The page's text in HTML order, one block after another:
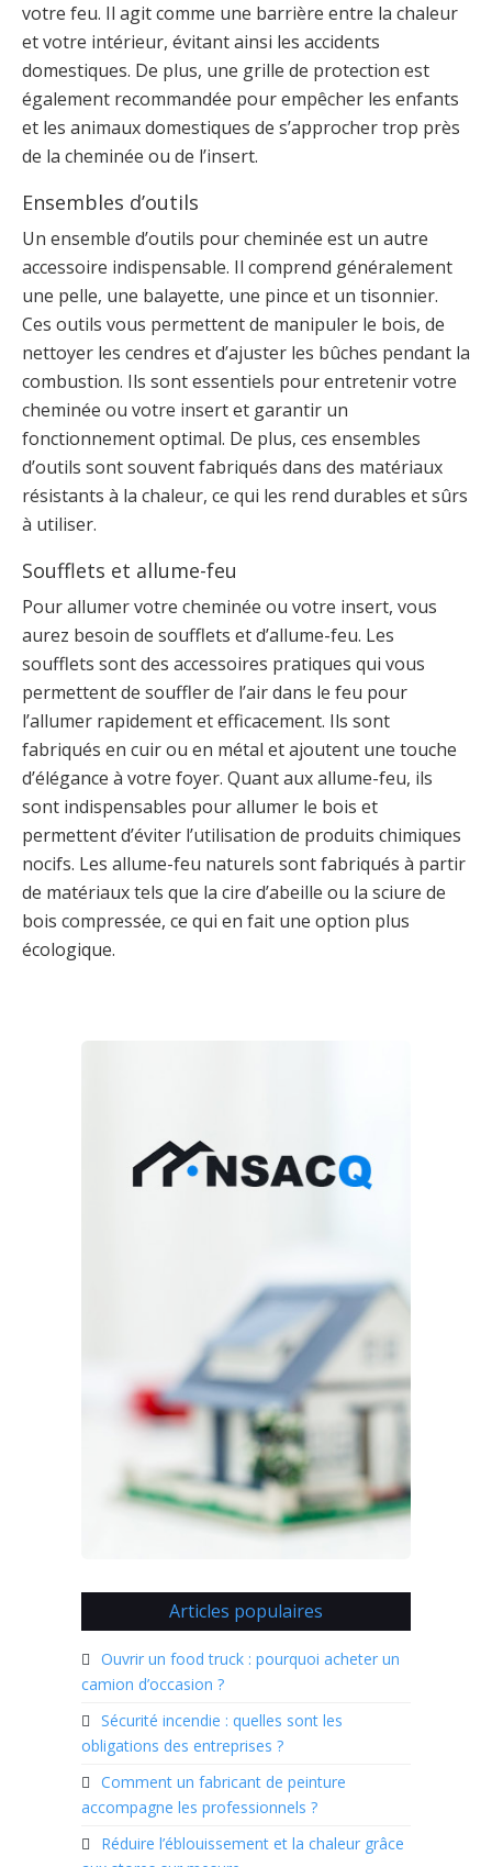
votre feu. Il agit comme une barrière entre la chaleur
et votre intérieur, évitant ainsi les accidents
domestiques. De plus, une grille de protection est
également recommandée pour empêcher les enfants
et les animaux domestiques de s’approcher trop près
de la cheminée ou de l’insert.
Ensembles d’outils
Un ensemble d’outils pour cheminée est un autre
accessoire indispensable. Il comprend généralement
une pelle, une balayette, une pince et un tisonnier.
Ces outils vous permettent de manipuler le bois, de
nettoyer les cendres et d’ajuster les bûches pendant la
combustion. Ils sont essentiels pour entretenir votre
cheminée ou votre insert et garantir un
fonctionnement optimal. De plus, ces ensembles
d’outils sont souvent fabriqués dans des matériaux
résistants à la chaleur, ce qui les rend durables et sûrs
à utiliser.
Soufflets et allume-feu
Pour allumer votre cheminée ou votre insert, vous
aurez besoin de soufflets et d’allume-feu. Les
soufflets sont des accessoires pratiques qui vous
permettent de souffler de l’air dans le feu pour
l’allumer rapidement et efficacement. Ils sont
fabriqués en cuir ou en métal et ajoutent une touche
d’élégance à votre foyer. Quant aux allume-feu, ils
sont indispensables pour allumer le bois et
permettent d’éviter l’utilisation de produits chimiques
nocifs. Les allume-feu naturels sont fabriqués à partir
de matériaux tels que la cire d’abeille ou la sciure de
bois compressée, ce qui en fait une option plus
écologique.
Articles populaires
Ouvrir un food truck : pourquoi acheter un
camion d’occasion ?
Sécurité incendie : quelles sont les
obligations des entreprises ?
Comment un fabricant de peinture
accompagne les professionnels ?
Réduire l’éblouissement et la chaleur grâce